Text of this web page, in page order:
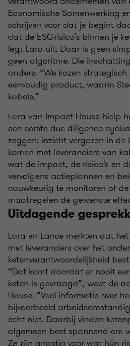
Economische Samenwerking
schrijven voor dat je begint
dat de ESGrisico’s binnen je
legt Lara uit. Daar is geen
geen algoritme. Die
anders. “We kozen
eenvoudig product, waarin
kabels.”
Lara van Impact House hielp
een eerste due diligence
zeggen: inzicht vergaren in
komen met leveranciers van
wat de impact, de risico’s en
vervolgens actieplannen en
nauwkeurig te monitoren of
maatregelen de gewenste
Uitdagende
Lara en Lance merkten dat
met leveranciers over het
ketenverantwoordelijkheid
“Dat komt doordat er nooit
keten is gevraagd”, weet de
House. “Veel informatie over
bijvoorbeeld
echt niet. Daarbij vinden
algemeen best spannend om
Ze zijn angstig voor wat hún